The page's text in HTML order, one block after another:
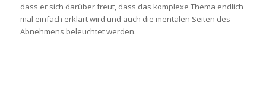
dass er sich darüber freut, dass das komplexe Thema endlich
mal einfach erklärt wird und auch die mentalen Seiten des
Abnehmens beleuchtet werden.